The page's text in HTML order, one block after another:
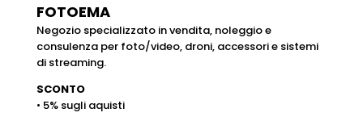
FOTOEMA
Negozio specializzato in vendita, noleggio e
consulenza per foto/video, droni, accessori e sistemi
di streaming.
SCONTO
• 5% sugli aquisti